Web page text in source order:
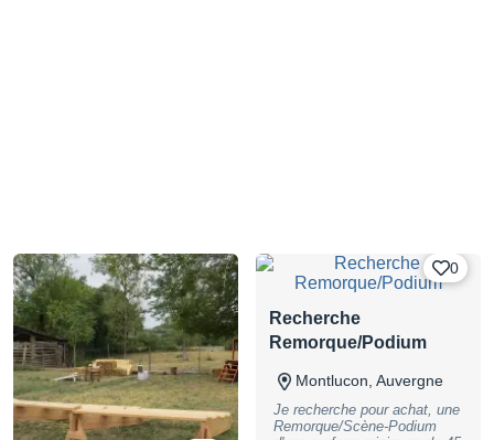
0
Recherche
Remorque/Podium
Montlucon, Auvergne
Je recherche pour achat, une
Remorque/Scène-Podium